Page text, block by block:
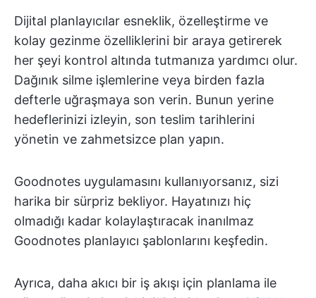
Dijital planlayıcılar esneklik, özelleştirme ve
kolay gezinme özelliklerini bir araya getirerek
her şeyi kontrol altında tutmanıza yardımcı olur.
Dağınık silme işlemlerine veya birden fazla
defterle uğraşmaya son verin. Bunun yerine
hedeflerinizi izleyin, son teslim tarihlerini
yönetin ve zahmetsizce plan yapın.
Goodnotes uygulamasını kullanıyorsanız, sizi
harika bir sürpriz bekliyor. Hayatınızı hiç
olmadığı kadar kolaylaştıracak inanılmaz
Goodnotes planlayıcı şablonlarını keşfedin.
Ayrıca, daha akıcı bir iş akışı için planlama ile